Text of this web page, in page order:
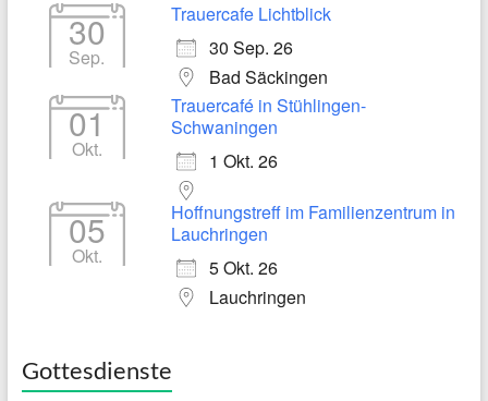
30
Sep.
Trauercafe Lichtblick
30 Sep. 26
Bad Säckingen
01
Okt.
Trauercafé in Stühlingen-
Schwaningen
1 Okt. 26
05
Okt.
Hoffnungstreff im Familienzentrum in
Lauchringen
5 Okt. 26
Lauchringen
Gottesdienste